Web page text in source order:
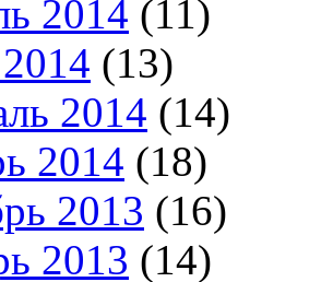
2014 (11)
(13)
2014 (14)
2014 (18)
2013 (16)
2013 (14)